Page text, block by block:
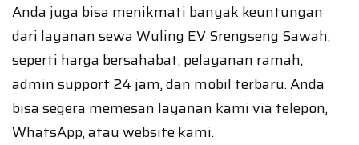
Anda juga bisa menikmati banyak keuntungan
dari layanan sewa Wuling EV Srengseng Sawah,
seperti harga bersahabat, pelayanan ramah,
admin support 24 jam, dan mobil terbaru. Anda
bisa segera memesan layanan kami via telepon,
WhatsApp, atau website kami.